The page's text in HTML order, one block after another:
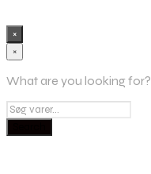
×
×
What are you looking for?